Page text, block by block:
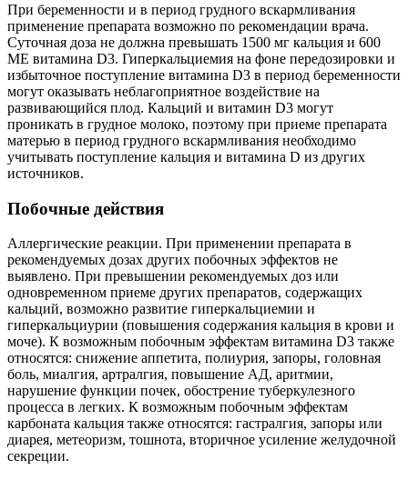
При беременности и в период грудного вскармливания
применение препарата возможно по рекомендации врача.
Суточная доза не должна превышать 1500 мг кальция и 600
ME витамина D3. Гиперкальциемия на фоне передозировки и
избыточное поступление витамина D3 в период беременности
могут оказывать неблагоприятное воздействие на
развивающийся плод. Кальций и витамин D3 могут
проникать в грудное молоко, поэтому при приеме препарата
матерью в период грудного вскармливания необходимо
учитывать поступление кальция и витамина D из других
источников.
Побочные действия
Аллергические реакции. При применении препарата в
рекомендуемых дозах других побочных эффектов не
выявлено. При превышении рекомендуемых доз или
одновременном приеме других препаратов, содержащих
кальций, возможно развитие гиперкальциемии и
гиперкальциурии (повышения содержания кальция в крови и
моче). К возможным побочным эффектам витамина D3 также
относятся: снижение аппетита, полиурия, запоры, головная
боль, миалгия, артралгия, повышение АД, аритмии,
нарушение функции почек, обострение туберкулезного
процесса в легких. К возможным побочным эффектам
карбоната кальция также относятся: гастралгия, запоры или
диарея, метеоризм, тошнота, вторичное усиление желудочной
секреции.